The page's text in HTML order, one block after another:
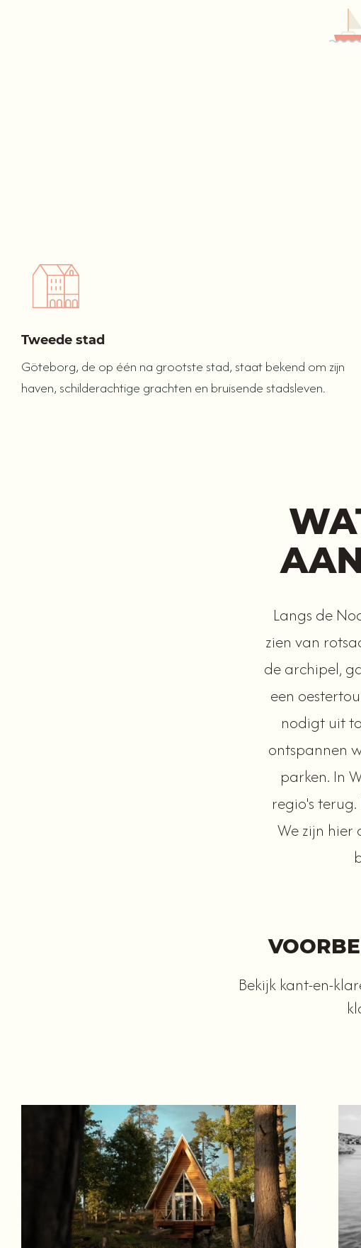
Tweede stad
Göteborg, de op één na grootste stad, staat bekend om zijn
haven, schilderachtige grachten en bruisende stadsleven.
Langs de
zien van
de archipel,
een
nodigt uit
ontspannen
parken. In
regio's
We zijn hier
Bekijk kant-en-